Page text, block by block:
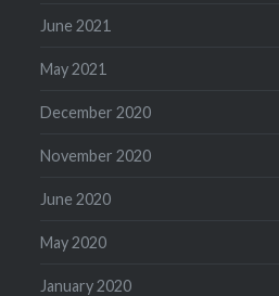
June 2021
May 2021
December 2020
November 2020
June 2020
May 2020
January 2020